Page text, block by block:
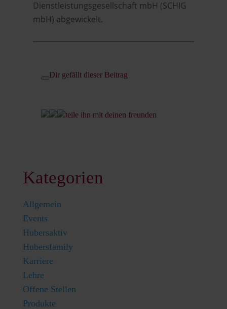
Dienstleistungsgesellschaft mbH (SCHIG
mbH) abgewickelt.
Dir gefällt dieser Beitrag
teile ihn mit deinen freunden
Kategorien
Allgemein
Events
Hubersaktiv
Hubersfamily
Karriere
Lehre
Offene Stellen
Produkte